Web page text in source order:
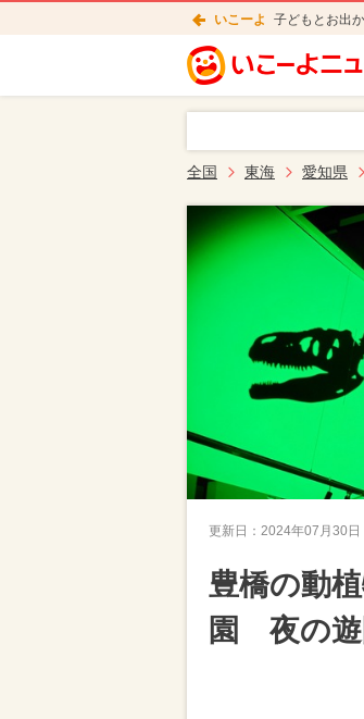
いこーよ 子どもとお出
全国 東海 愛知県
更新日： 2024年07月30日
豊橋の動
園 夜の遊